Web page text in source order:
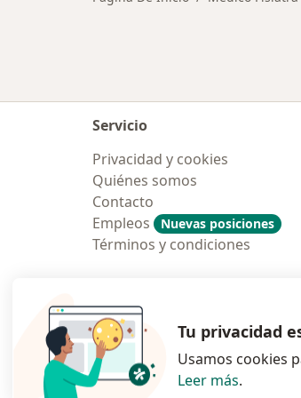
Servicio
Privacidad y cookies
Quiénes somos
Contacto
Empleos
Nuevas posiciones
Términos y condiciones
Polska
Tu privacidad
Usamos cookies
Leer más.